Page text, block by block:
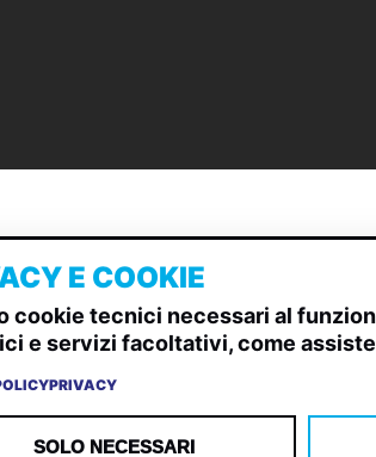
generata dall analisi di uscite, streaming web
E COOKIE
cookie tecnici necessari al
e servizi facoltativi, come
PRIVACY
SOLO NECESSARI